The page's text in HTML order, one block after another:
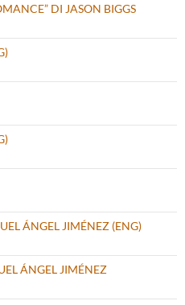
DI JASON BIGGS
ÁNGEL JIMÉNEZ (ENG)
ÁNGEL JIMÉNEZ